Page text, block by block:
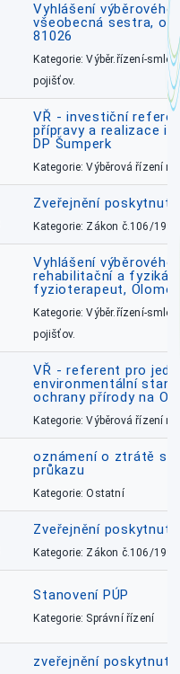
Vyhlášení
všeobecná sestra,
81026
Kategorie: Výběr.řízení-
pojišťov.
VŘ - investiční
přípravy a realizace
DP Šumperk
Kategorie: Výběrová řízení
Zveřejnění
Kategorie: Zákon č.106/1999
Vyhlášení
rehabilitační a
fyzioterapeut,
Kategorie: Výběr.řízení-
pojišťov.
VŘ - referent pro
environmentální
ochrany přírody na
Kategorie: Výběrová řízení
oznámení o ztrátě
průkazu
Kategorie: Ostatní
Zveřejnění
Kategorie: Zákon č.106/1999
Stanovení PÚP
Kategorie: Správní řízení
zveřejnění